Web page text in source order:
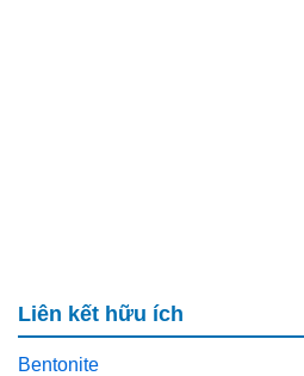
Liên kết hữu ích
Bentonite